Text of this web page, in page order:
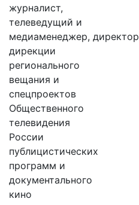
журналист,
телеведущий и
медиаменеджер, директор
дирекции
регионального
вещания и
спецпроектов
Общественного
телевидения
России
публицистических
программ и
документального
кино